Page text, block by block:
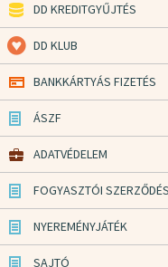
DD KREDITGYŰJTÉS
DD KLUB
BANKKÁRTYÁS FIZETÉS
ÁSZF
ADATVÉDELEM
FOGYASZTÓI SZERZŐDÉS
NYEREMÉNYJÁTÉK
SAJTÓ